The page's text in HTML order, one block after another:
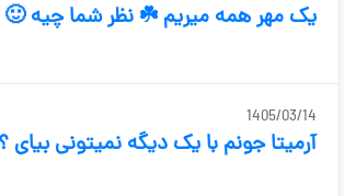
یک مهر همه میریم ☘️ نظر شما چیه 🙂
1405/03/14
آرمیتا جونم با یک دیگه نمیتونی بیای